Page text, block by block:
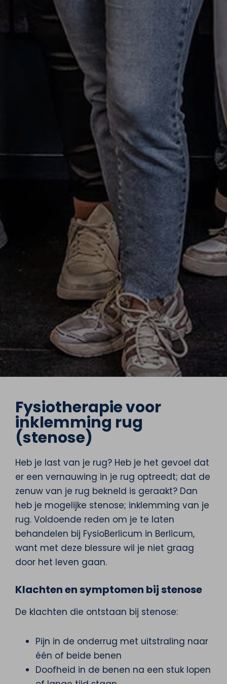
Fysiotherapie voor
inklemming rug
(stenose)
Heb je last van je rug? Heb je het gevoel dat
er een vernauwing in je rug optreedt; dat de
zenuw van je rug bekneld is geraakt? Dan
heb je mogelijke stenose; inklemming van je
rug. Voldoende reden om je te laten
behandelen bij FysioBerlicum in Berlicum,
want met deze blessure wil je niet graag
door het leven gaan.
Klachten en symptomen bij stenose
De klachten die ontstaan bij stenose:
Pijn in de onderrug met uitstraling naar
één of beide benen
Doofheid in de benen na een stuk lopen